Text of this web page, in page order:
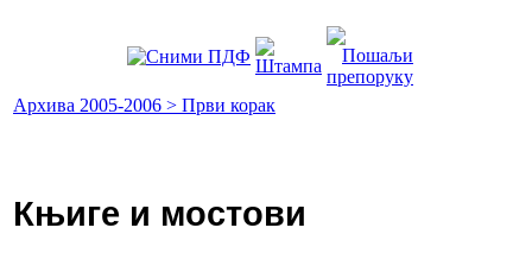
Архива 2005-2006 > Први корак
Књиге и мостови